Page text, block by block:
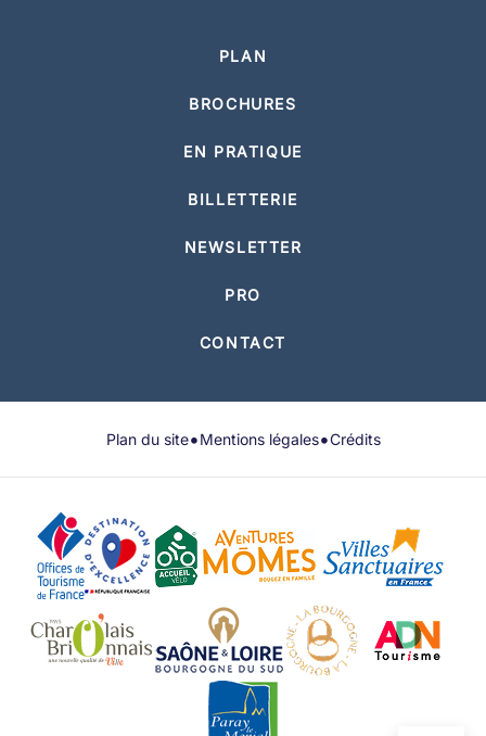
PLAN
BROCHURES
EN PRATIQUE
BILLETTERIE
NEWSLETTER
PRO
CONTACT
Plan du site•Mentions légales•Crédits